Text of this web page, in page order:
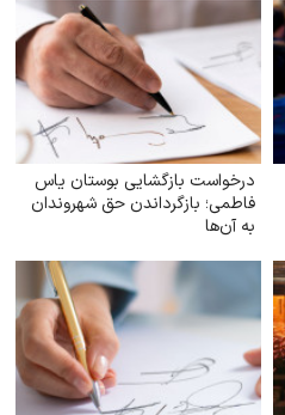
درخواست بازگشایی بوستان یاس
فاطمی؛ بازگرداندن حق شهروندان
به آن‌ها